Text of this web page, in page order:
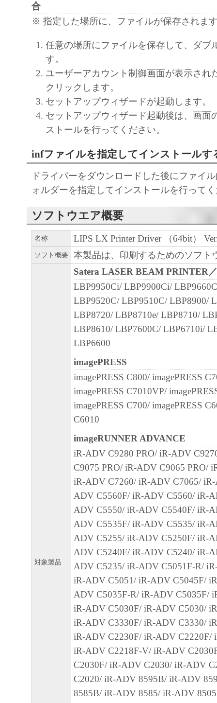
intellectual property of Canon and its licensors.
5. EXPORT CONTROL
You agree to comply with all export laws and
regulations of the country involved, and not to
export, directly or indirectly, the SOFTWARE
such laws, restrictions and regulations, or
approvals.
6. SUPPORT AND UPDATE
NEITHER CANON, CANON'S
CANON'S LICENSORS ARE
MAINTAINING OR HELPING YOU TO
SOFTWARE, OR PROVIDING YOU WITH
FIXES OR SUPPORT FOR THE
7. DISCLAIMER OF WARRANTIES AND
[NO WARRANTY] THE SOFTWARE IS
WITHOUT WARRANTY OF ANY KIND,
EXPRESSED OR IMPLIED, INCLUDING,
LIMITED TO THE IMPLIED WARRANTIES
MERCHANTABILITY AND FITNESS FOR
PURP OS E. THE ENTIRE RISK AS TO
PERFORMANCE OF THE SOFTWARE IS
SHOULD THE SOFTWARE PROVE
ASSUME THE ENTIRE C OS T OF ALL
LEGAL JURISDICTIONS DO NOT ALLOW
EXCLUSION OF IMPLIED WARRANTIES,
EXCLUSION MAY NOT APPLY TO YOU.
THIS WARRANTY GIVES YOU SPECIFIC
AND YOU MAY ALSO HAVE OTHER
VARY FROM STATE TO STATE OR
JURISDICTION.
NEITHER CANON, CANON'S
AFFILIATES, THEIR DISTRIBUTORS, OR
CANON'S LICENSORS WARRANT THAT
CONTAINED IN THE SOFTWARE WILL
REQUIREMENTS OR THAT THE
SOFTWARE WILL BE UNINTERRUPTED
[NO LIABILITY FOR DAMAGES] IN NO
EITHER CANON, CANON'S
AFFILIATES, THEIR DISTRIBUTORS
CANON'S LICENSORS BE LIABLE FOR
WHATSOEVER (INCLUDING WITHOUT
OS S OF BUSINESS PROFITS, L OS S OF
INFORMATION, L OS S OF BUSINESS
OTHER COMPENSATORY, INCIDENTAL
CONSEQUENTIAL DAMAGES) ARISING
SOFTWARE, USE THEREOF OR
合
※ 指定した場所に、ファイルが保存されま
任意の場所にファイルを保存して、ダブ
す。
ユーザーアカウント制御画面が表示され
クリックします。
セットアップウィザードが起動します。
セットアップウィザード起動後は、画面
ストールを行ってください。
infファイルを指定してインストールす
ドライバーをダウンロードした後にファイ
ォルダーを指定してインストールを行って
ソフトウエア概要
名称 LIPS LX Printer Driver （64bit）
ソフト概要 本製品は、印刷するためのソフト
対象製品
Satera LASER BEAM PRINTER
LBP9950Ci/ LBP9900Ci/
LBP9520C/ LBP9510C/ LBP8900/
LBP8720/ LBP8710e/ LBP8710/
LBP8610/ LBP7600C/ LBP6710i/
LBP6600
imagePRESS
imagePRESS C800/ imagePRESS
imagePRESS C7010VP/
imagePRESS C700/ imagePRESS
C6010
imageRUNNER ADVANCE
iR-ADV C9280 PRO/ iR-ADV
C9075 PRO/ iR-ADV C9065 PRO/
iR-ADV C7260/ iR-ADV C7065/
ADV C5560F/ iR-ADV C5560/ iR-
ADV C5550/ iR-ADV C5540F/ iR-
ADV C5535F/ iR-ADV C5535/ iR-
ADV C5255/ iR-ADV C5250F/ iR-
ADV C5240F/ iR-ADV C5240/ iR-
ADV C5235/ iR-ADV C5051F-R/
iR-ADV C5051/ iR-ADV C5045F/
ADV C5035F-R/ iR-ADV C5035F/
iR-ADV C5030F/ iR-ADV C5030/
iR-ADV C3330F/ iR-ADV C3330/
iR-ADV C2230F/ iR-ADV C2220F/
iR-ADV C2218F-V/ iR-ADV
C2030F/ iR-ADV C2030/ iR-ADV
C2020/ iR-ADV 8595B/ iR-ADV
8585B/ iR-ADV 8585/ iR-ADV